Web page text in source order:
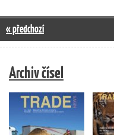
« předchozí
Archiv čísel